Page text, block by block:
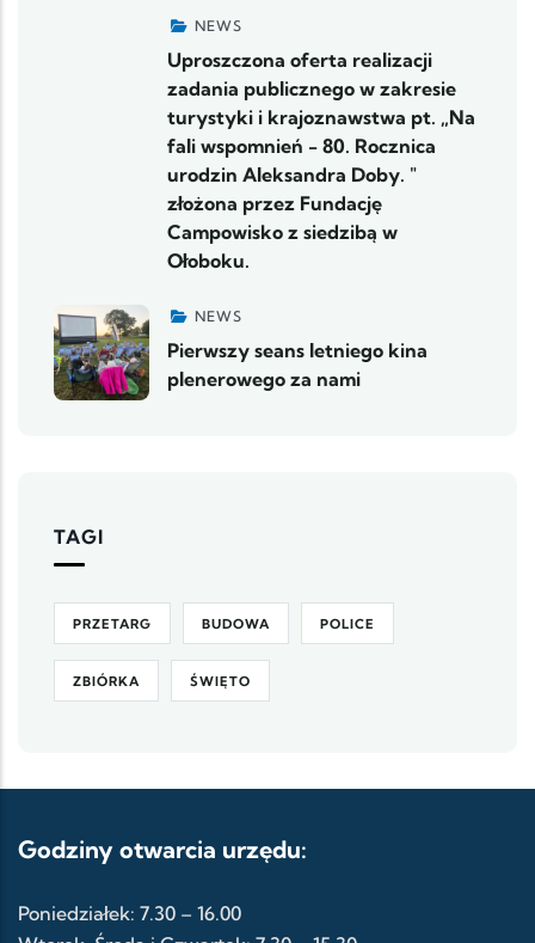
NEWS
Uproszczona oferta realizacji
zadania publicznego w zakresie
turystyki i krajoznawstwa pt. „Na
fali wspomnień - 80. Rocznica
urodzin Aleksandra Doby. "
złożona przez Fundację
Campowisko z siedzibą w
Ołoboku.
NEWS
Pierwszy seans letniego kina
plenerowego za nami
TAGI
PRZETARG BUDOWA POLICE
ZBIÓRKA ŚWIĘTO
Godziny otwarcia urzędu:
Poniedziałek: 7.30 – 16.00